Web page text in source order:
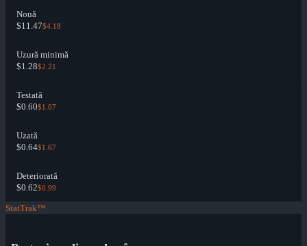
Nouă
$11.47$4.18
Uzură minimă
$1.28$2.21
Testată
$0.60$1.07
Uzată
$0.64$1.67
Deteriorată
$0.62$0.99
StatTrak™